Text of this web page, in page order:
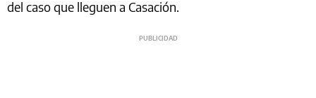
del caso que lleguen a Casación.